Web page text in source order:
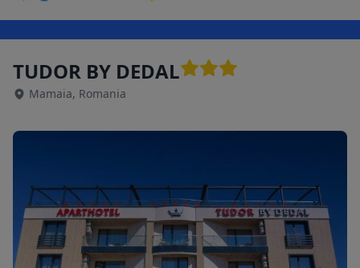
TUDOR BY DEDAL
Mamaia, Romania